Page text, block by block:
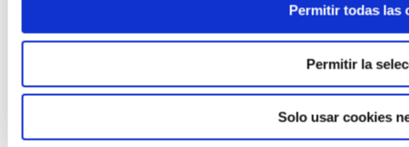
Permitir todas las
Permitir la
Solo usar cookies